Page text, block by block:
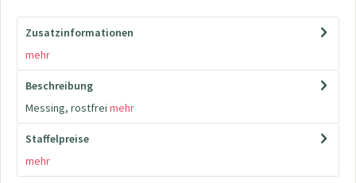
Zusatzinformationen
mehr
Beschreibung
Messing, rostfrei mehr
Staffelpreise
mehr